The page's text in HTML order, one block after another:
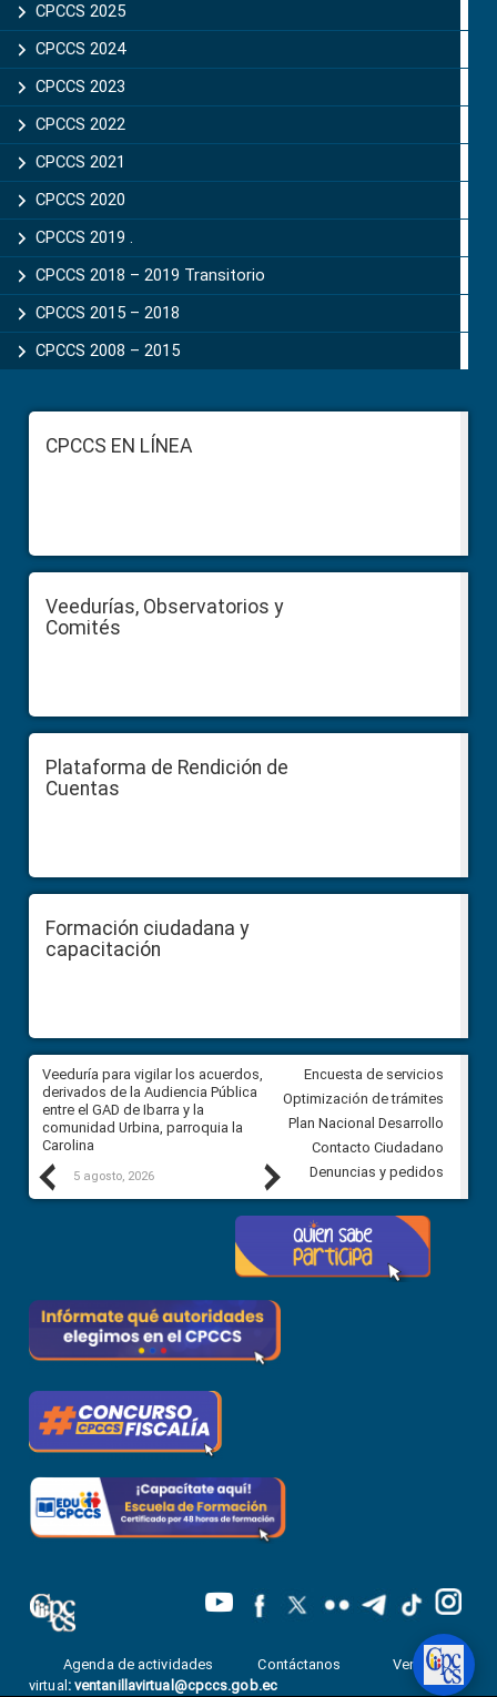
CPCCS 2025
CPCCS 2024
CPCCS 2023
CPCCS 2022
CPCCS 2021
CPCCS 2020
CPCCS 2019 .
CPCCS 2018 – 2019 Transitorio
CPCCS 2015 – 2018
CPCCS 2008 – 2015
FooterCPCCS EN LÍNEA
Veedurías, Observatorios y
Comités
Plataforma de Rendición de
Cuentas
Formación ciudadana y
capacitación
Previous
Veeduría para vigilar los acuerdos,
derivados de la Audiencia Pública
entre el GAD de Ibarra y la
comunidad Urbina, parroquia la
Carolina
5 agosto, 2026
CPCCS convoca a Veeduría
Ciudadana para vigilar el
5 agosto, 2026
Next
Encuesta de servicios
Optimización de trámites
Plan Nacional Desarrollo
Contacto Ciudadano
Denuncias y pedidos
Agenda de actividades Contáctanos
Ventanilla
virtual : ventanillavirtual@cpccs.gob.ec